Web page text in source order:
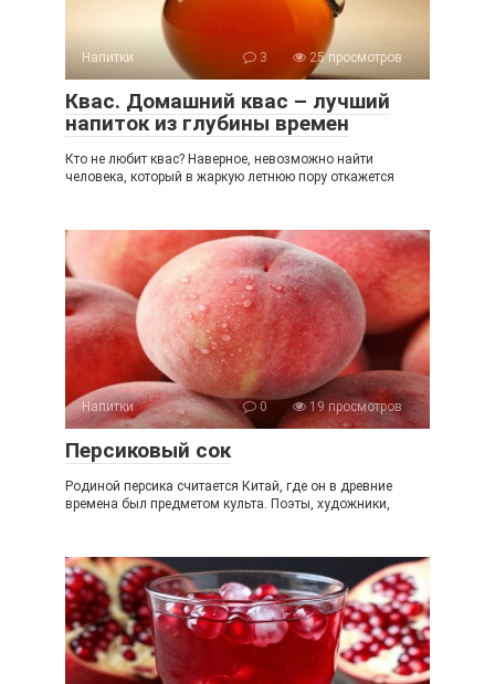
Напитки 3 25 просмотров
Квас. Домашний квас – лучший
напиток из глубины времен
Кто не любит квас? Наверное, невозможно найти
человека, который в жаркую летнюю пору откажется
Напитки 0 19 просмотров
Персиковый сок
Родиной персика считается Китай, где он в древние
времена был предметом культа. Поэты, художники,